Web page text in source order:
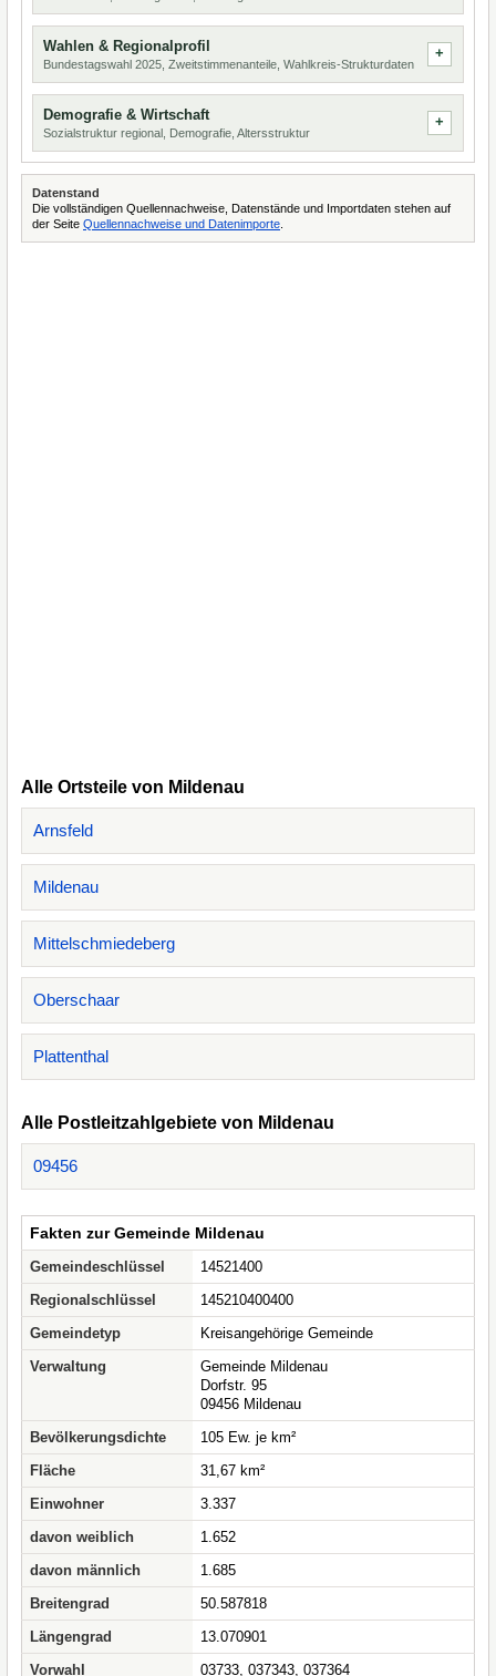
Wahlen & Regionalprofil
Bundestagswahl 2025, Zweitstimmenanteile, Wahlkreis-Strukturdaten
Demografie & Wirtschaft
Sozialstruktur regional, Demografie, Altersstruktur
Datenstand
Die vollständigen Quellennachweise, Datenstände und Importdaten stehen auf
der Seite Quellennachweise und Datenimporte
Alle Ortsteile von Mildenau
Arnsfeld
Mildenau
Mittelschmiedeberg
Oberschaar
Plattenthal
Alle Postleitzahlgebiete von Mildenau
09456
Fakten zur Gemeinde Mildenau
Gemeindeschlüssel
14521400
Regionalschlüssel
145210400400
Gemeindetyp
Kreisangehörige Gemeinde
Verwaltung
Gemeinde Mildenau
Dorfstr. 95
09456 Mildenau
Bevölkerungsdichte
105 Ew. je km²
Fläche
31,67 km²
Einwohner
3.337
davon weiblich
1.652
davon männlich
1.685
Breitengrad
50.587818
Längengrad
13.070901
Vorwahl
03733, 037343, 037364